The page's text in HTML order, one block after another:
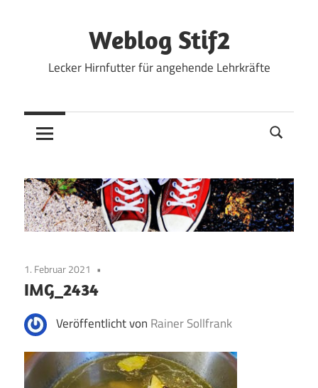
Weblog Stif2
Lecker Hirnfutter für angehende Lehrkräfte
1. Februar 2021
IMG_2434
Veröffentlicht von Rainer Sollfrank